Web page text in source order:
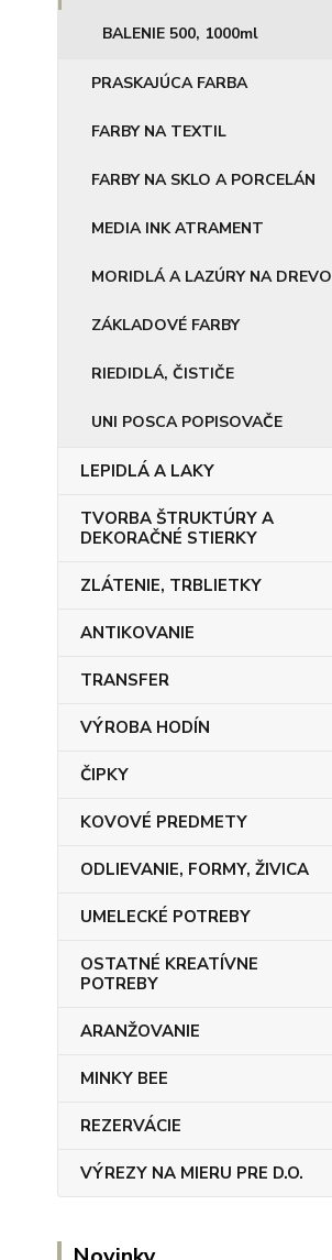
BALENIE 500, 1000ml
PRASKAJÚCA FARBA
FARBY NA TEXTIL
FARBY NA SKLO A PORCELÁN
MEDIA INK ATRAMENT
MORIDLÁ A LAZÚRY NA DREVO
ZÁKLADOVÉ FARBY
RIEDIDLÁ, ČISTIČE
UNI POSCA POPISOVAČE
LEPIDLÁ A LAKY
TVORBA ŠTRUKTÚRY A
DEKORAČNÉ STIERKY
ZLÁTENIE, TRBLIETKY
ANTIKOVANIE
TRANSFER
VÝROBA HODÍN
ČIPKY
KOVOVÉ PREDMETY
ODLIEVANIE, FORMY, ŽIVICA
UMELECKÉ POTREBY
OSTATNÉ KREATÍVNE
POTREBY
ARANŽOVANIE
MINKY BEE
REZERVÁCIE
VÝREZY NA MIERU PRE D.O.